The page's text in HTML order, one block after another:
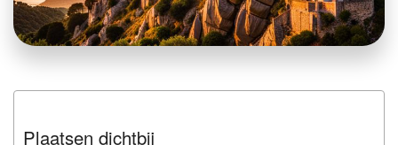
Plaatsen dichtbij